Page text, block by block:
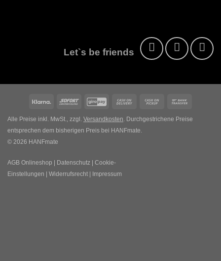
Let`s be friends
Klarna Sofort GiroPay
Cash
Delivery
Cash
Pickup
Alle Preise inkl. MwSt., zzgl. Versandkosten. Durchgestrichene Preise
entsprechen dem bisherigen Preis bei HANFmate.
© 2026 HANFmate
AGB Onlineshop | Datenschutz | Cookie-
Einstellungen | Widerrufsrecht | Impressum